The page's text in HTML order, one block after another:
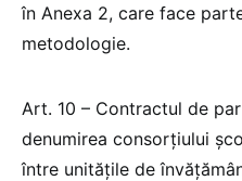
în Anexa 2, care face
metodologie.
Art. 10 – Contractul de
denumirea consorțiului
între unităţile de